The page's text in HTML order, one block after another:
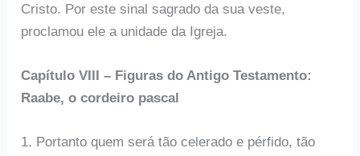
Cristo. Por este sinal sagrado da sua veste,
proclamou ele a unidade da Igreja.
Capítulo VIII – Figuras do Antigo Testamento:
Raabe, o cordeiro pascal
1. Portanto quem será tão celerado e pérfido, tão